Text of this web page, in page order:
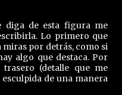
diga de esta figura me
Lo primero que
miras por detrás, como si
algo que destaca. Por
(detalle que me
de una manera